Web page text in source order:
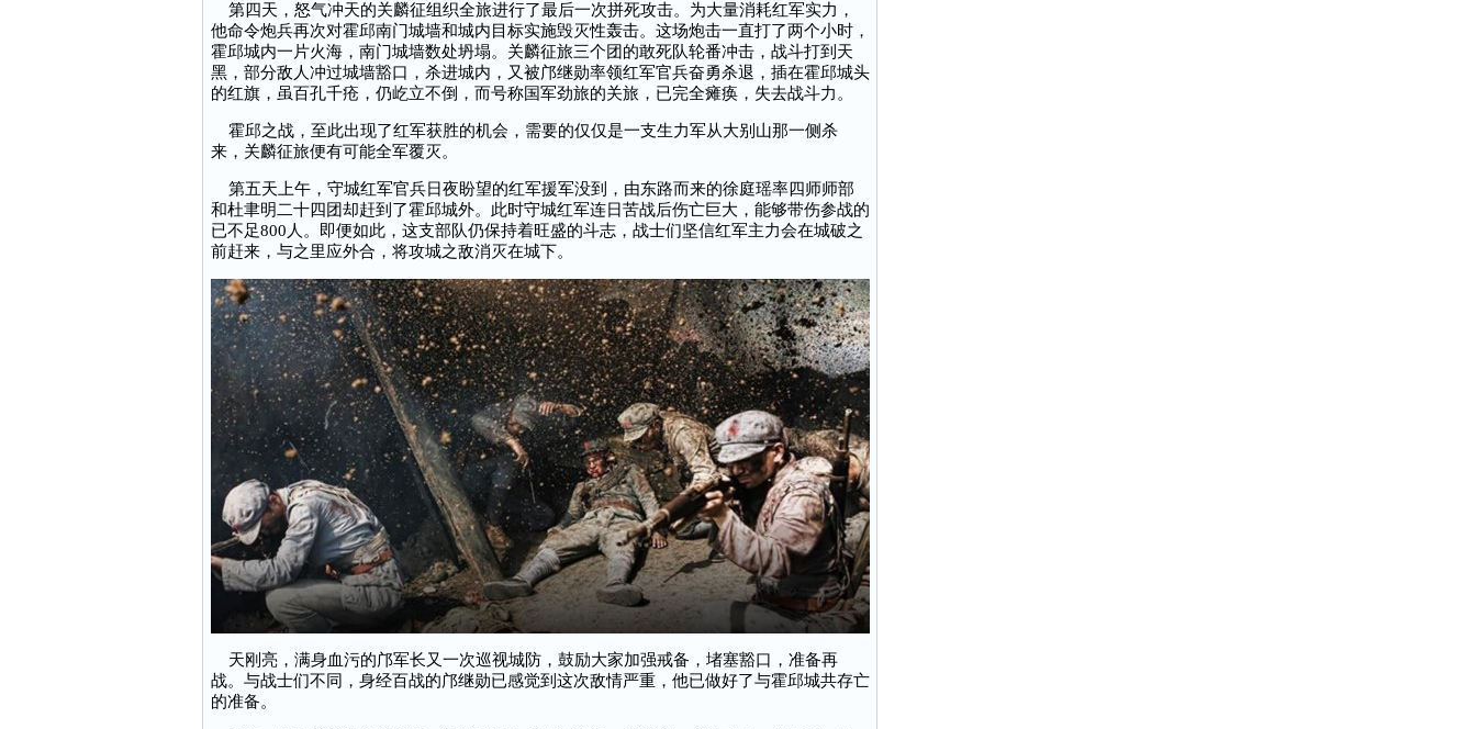
第四天，怒气冲天的关麟征组织全旅进行了最后一次拼死攻击。为大量消耗红军实力，
他命令炮兵再次对霍邱南门城墙和城内目标实施毁灭性轰击。这场炮击一直打了两个小时，
霍邱城内一片火海，南门城墙数处坍塌。关麟征旅三个团的敢死队轮番冲击，战斗打到天
黑，部分敌人冲过城墙豁口，杀进城内，又被邝继勋率领红军官兵奋勇杀退，插在霍邱城头
的红旗，虽百孔千疮，仍屹立不倒，而号称国军劲旅的关旅，已完全瘫痪，失去战斗力。
霍邱之战，至此出现了红军获胜的机会，需要的仅仅是一支生力军从大别山那一侧杀
来，关麟征旅便有可能全军覆灭。
第五天上午，守城红军官兵日夜盼望的红军援军没到，由东路而来的徐庭瑶率四师师部
和杜聿明二十四团却赶到了霍邱城外。此时守城红军连日苦战后伤亡巨大，能够带伤参战的
已不足800人。即便如此，这支部队仍保持着旺盛的斗志，战士们坚信红军主力会在城破之
前赶来，与之里应外合，将攻城之敌消灭在城下。
天刚亮，满身血污的邝军长又一次巡视城防，鼓励大家加强戒备，堵塞豁口，准备再
战。与战士们不同，身经百战的邝继勋已感觉到这次敌情严重，他已做好了与霍邱城共存亡
的准备。